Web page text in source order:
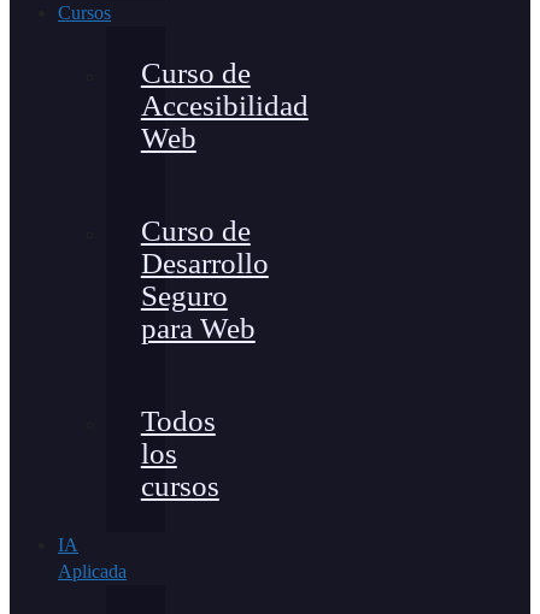
Cursos
Curso de
Accesibilidad
Web
Curso de
Desarrollo
Seguro
para Web
Todos
los
cursos
IA
Aplicada